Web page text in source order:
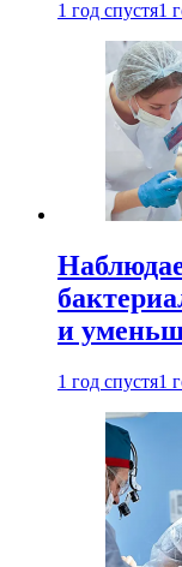
1 год спустя1
и
1 год спустя1